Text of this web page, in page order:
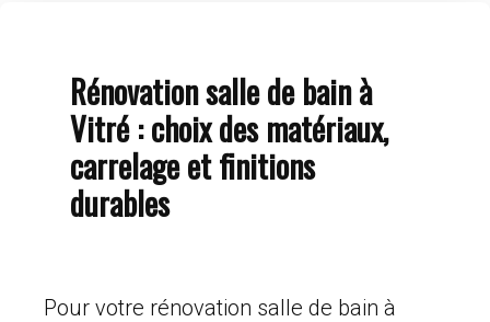
Rénovation salle de bain à
Vitré : choix des matériaux,
carrelage et finitions
durables
Pour votre rénovation salle de bain à